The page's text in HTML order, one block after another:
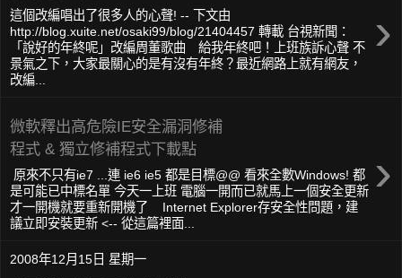
›
這個改編唱出了很多人的心聲! -- 下文由
http://blog.xuite.net/osaki99/blog/21404457 轉載 台視新聞：
「說好的年終呢」改編周董歌曲 給我年終吧！上班族訴心聲 不
景氣之下，大家最關心的是有沒有年終？最近網路上就有網友，
改編...
微軟釋出高危險IE安全漏洞修補
程式 & 獨立修補程式下載點
›
原來不只有ie7 ...連 ie6 ie5 都是目標@@ 看來全數Windows! 都
是可能已中標名單 今天一上班 電腦一開而已就馬上一個安全更新
才一開機就要重新開機了 Internet Explorer存安全性問題，建
議立即安裝更新 <-- 從這篇裡面...
2008年12月15日 星期一